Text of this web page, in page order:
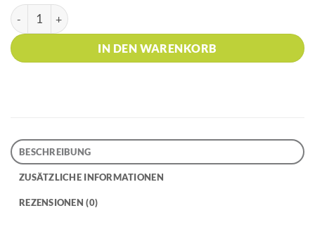
HK - RAJA CHROME Cyclamen Kugelschreiber Menge
IN DEN WARENKORB
BESCHREIBUNG
ZUSÄTZLICHE INFORMATIONEN
REZENSIONEN (0)